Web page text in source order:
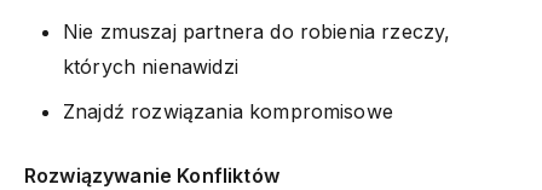
Nie zmuszaj partnera do robienia rzeczy,
których nienawidzi
Znajdź rozwiązania kompromisowe
Rozwiązywanie Konfliktów